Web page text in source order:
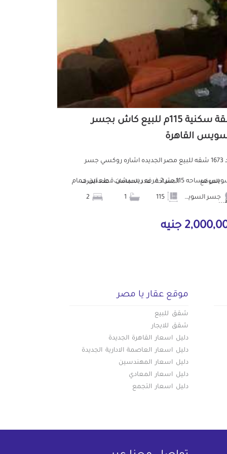
شقة سكنية 115م للبيع كاش بجسر
القاهرة
كود 1673 شقه للبيع مصر الجديده اشاره روكسي جسر
السويس مساحه 115 متر 2 غرفه ريسبشن قطعتين حمام الموقع
جسر السويس
المساحة عدد الحمامات عدد الغرف
جنيه
موقع عقار يا مصر
شقق للبيع
شقق للايجار
دليل اسعار القاهرة الجديدة
دليل اسعار العاصمة الادارية الجديدة
دليل اسعار المهندسين
دليل اسعار المعادي
دليل اسعار التجمع